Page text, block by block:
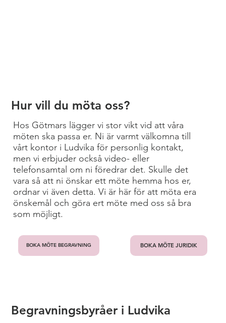
Begravningsbyråer i Ludvika
Hur vill du möta oss?
Hos Götmars lägger vi stor vikt vid att våra
möten ska passa er. Ni är varmt välkomna till
vårt kontor i Ludvika för personlig kontakt,
men vi erbjuder också video- eller
telefonsamtal om ni föredrar det. Skulle det
vara så att ni önskar ett möte hemma hos er,
ordnar vi även detta. Vi är här för att möta era
önskemål och göra ert möte med oss så bra
som möjligt.
BOKA MÖTE JURIDIK
BOKA MÖTE BEGRAVNING